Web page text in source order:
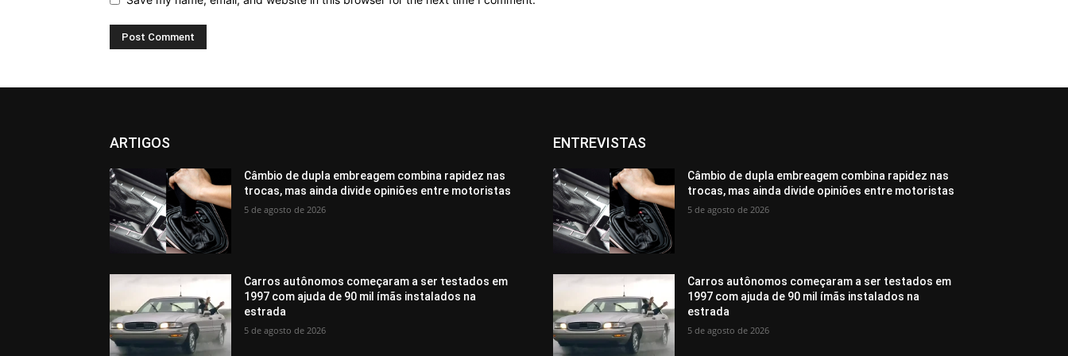
ARTIGOS
Câmbio de dupla embreagem combina rapidez nas
trocas, mas ainda divide opiniões entre motoristas
5 de agosto de 2026
Carros autônomos começaram a ser testados em
1997 com ajuda de 90 mil ímãs instalados na
estrada
5 de agosto de 2026
ENTREVISTAS
Câmbio de dupla embreagem combina rapidez nas
trocas, mas ainda divide opiniões entre motoristas
5 de agosto de 2026
Carros autônomos começaram a ser testados em
1997 com ajuda de 90 mil ímãs instalados na
estrada
5 de agosto de 2026